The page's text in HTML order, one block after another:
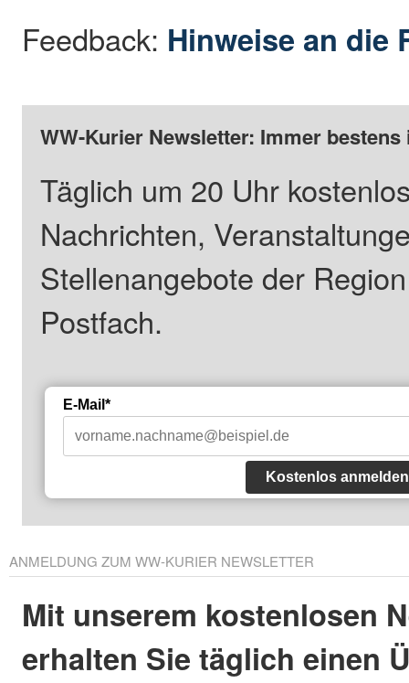
Feedback: Hinweise an die
WW-Kurier Newsletter: Immer
Täglich um 20 Uhr
Nachrichten,
Stellenangebote der
Postfach.
E-Mail*
Kostenlos anmelden
ANMELDUNG ZUM WW-KURIER NEWSLETTER
Mit unserem kostenlosen
erhalten Sie täglich einen